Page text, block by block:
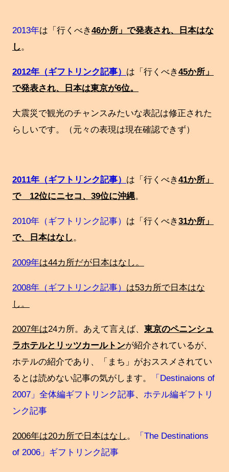
2013年は「行くべき46か所」で発表され、日本はな
し 。
2012年（ギフトリンク記事） は「行くべき45か所」
で発表され、日本は東京が6位。
大震災で観光のチャンスみたいな表記は修正された
らしいです。（元々の表現は現在確認できず）
2011年（ギフトリンク記事） は「行くべき41か所」
で 12位にニセコ、39位に沖縄。
2010年（ギフトリンク記事） は「行くべき31か所」
で、日本はなし 。
2009年は44カ所だが日本はなし。
2008年（ギフトリンク記事） は53カ所で日本はな
し。
2007年は24カ所。あえて言えば、 東京のペニンシュ
ラホテルとリッツカールトンが紹介されているが、
ホテルの紹介であり、「まち」がおススメされてい
るとは読めない記事の気がします。
「Destinaions of
2007」全体編ギフトリンク記事、 ホテル編ギフトリ
ンク記事
2006年は20カ所で日本はなし 。
「The Destinations
of 2006」ギフトリンク記事